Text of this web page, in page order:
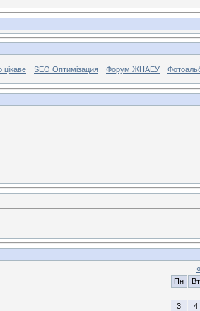
цікаве SEO Оптимізация Форум ЖНАЕУ
«
Пн
Вт
3
4